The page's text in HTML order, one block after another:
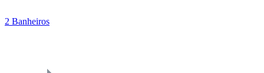
2 Banheiros